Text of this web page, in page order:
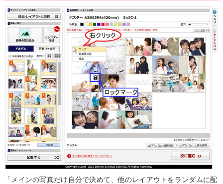
「メインの写真だけ自分で決めて、他のレイアウトをランダムに配